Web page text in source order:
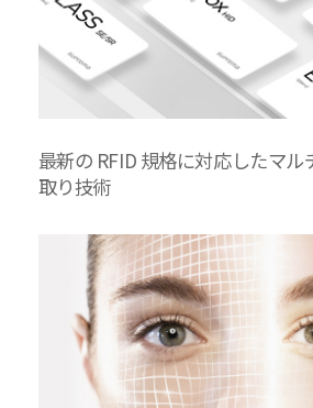
最新の RFID 規格に対応したマル
取り技術